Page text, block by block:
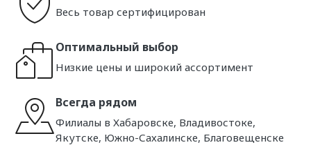
Весь товар сертифицирован
Оптимальный выбор
Низкие цены и широкий ассортимент
Всегда рядом
Филиалы в Хабаровске, Владивостоке,
Якутске, Южно-Сахалинске, Благовещенске